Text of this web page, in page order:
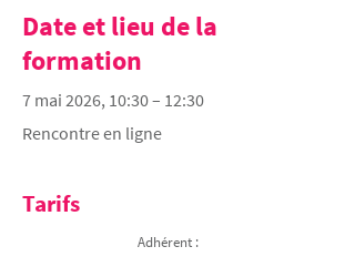
Date et lieu de la
formation
7 mai 2026, 10:30 – 12:30
Rencontre en ligne
Tarifs
Adhérent :